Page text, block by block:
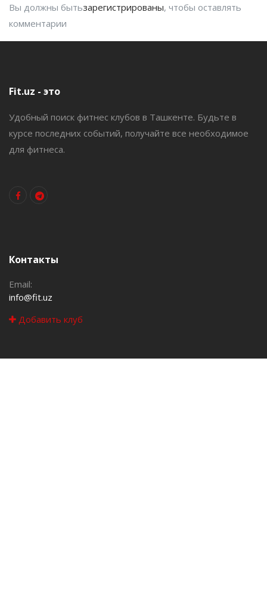
Вы должны бытьзарегистрированы, чтобы оставлять
комментарии
Fit.uz - это
Удобный поиск фитнес клубов в Ташкенте. Будьте в
курсе последних событий, получайте все необходимое
для фитнеса.
Контакты
Email:
info@fit.uz
Добавить клуб